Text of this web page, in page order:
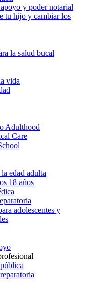
y poder notarial
tu hijo y cambiar los
la salud bucal
vida
Adulthood
Care
edad adulta
18 años
adolescentes y